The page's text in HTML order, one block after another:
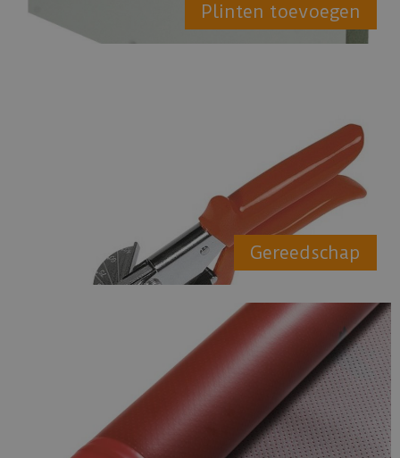
Plinten toevoegen
Gereedschap